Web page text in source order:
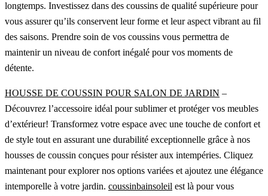
longtemps. Investissez dans des coussins de qualité supérieure pour
vous assurer qu’ils conservent leur forme et leur aspect vibrant au fil
des saisons. Prendre soin de vos coussins vous permettra de
maintenir un niveau de confort inégalé pour vos moments de
détente.
HOUSSE DE COUSSIN POUR SALON DE JARDIN –
Découvrez l’accessoire idéal pour sublimer et protéger vos meubles
d’extérieur! Transformez votre espace avec une touche de confort et
de style tout en assurant une durabilité exceptionnelle grâce à nos
housses de coussin conçues pour résister aux intempéries. Cliquez
maintenant pour explorer nos options variées et ajoutez une élégance
intemporelle à votre jardin. coussinbainsoleil est là pour vous